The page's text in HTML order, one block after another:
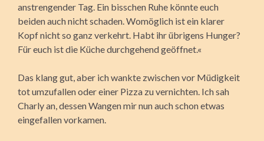
anstrengender Tag. Ein bisschen Ruhe könnte euch
beiden auch nicht schaden. Womöglich ist ein klarer
Kopf nicht so ganz verkehrt. Habt ihr übrigens Hunger?
Für euch ist die Küche durchgehend geöffnet.«
Das klang gut, aber ich wankte zwischen vor Müdigkeit
tot umzufallen oder einer Pizza zu vernichten. Ich sah
Charly an, dessen Wangen mir nun auch schon etwas
eingefallen vorkamen.